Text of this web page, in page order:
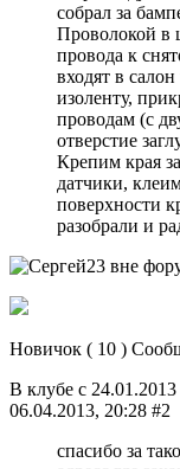
собрал за
Проволокой в
провода к
входят в
изоленту,
проводам (с
отверстие
Крепим края
датчики,
поверхности
разобрали и
Новичок ( 10 )
В клубе с 24.01.2013
06.04.2013, 20:28 #2
спасибо за